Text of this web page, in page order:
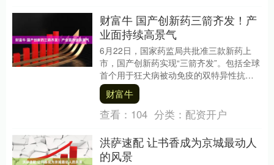
财富牛 国产创新药三箭齐发！产
业面持续高景气
6月22日，国家药监局共批准三款新药上
市，国产创新药实现“三箭齐发”。包括全球
首个用于狂犬病被动免疫的双特异性抗
体、全球首款获批上市的实体瘤CAR-T疗
法，以及....
财富牛
查看： 104 分类： 配资开户
洪萨速配 让书香成为京城最动人
的风景